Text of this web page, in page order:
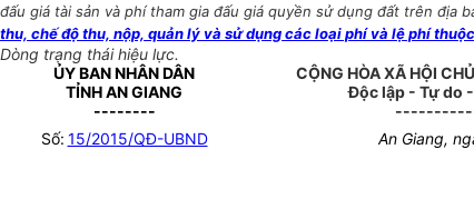
đấu giá tài sản và phí tham gia đấu giá quyền sử dụng đất trên địa
thu, chế độ thu, nộp, quản lý và sử dụng các loại phí và lệ phí
Dòng trạng thái hiệu lực.
ỦY BAN NHÂN DÂN
TỈNH AN GIANG
--------
CỘNG HÒA XÃ HỘI
Độc lập - Tự do
Số: 15/2015/QĐ-UBND An Giang,